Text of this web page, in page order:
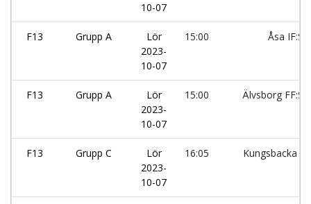
10-07
F13 Grupp A
Lör
2023-
10-07
15:00 Åsa
F13 Grupp A
Lör
2023-
10-07
15:00 Älvsborg
F13 Grupp C
Lör
2023-
10-07
16:05 Kungsbacka